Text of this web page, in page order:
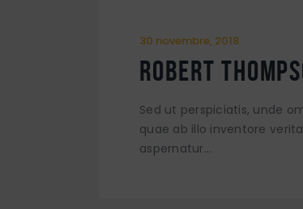
30 novembre, 2018
Robert
Sed ut perspiciatis, unde
quae ab illo inventore
aspernatur…